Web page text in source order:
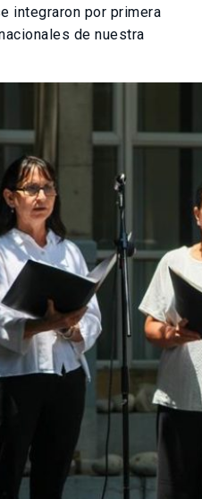
integraron por primera
de nuestra